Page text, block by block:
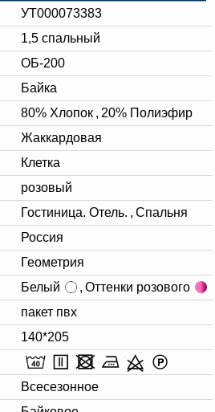
УТ000073383
1,5 спальный
ОБ-200
Байка
80% Хлопок , 20% Полиэфир
Жаккардовая
Клетка
розовый
Гостиница. Отель. , Спальня
Россия
Геометрия
Белый , Оттенки розового
пакет пвх
140*205
Всесезонное